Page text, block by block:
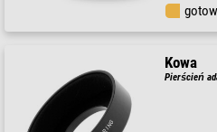
Kowa
Pierścień